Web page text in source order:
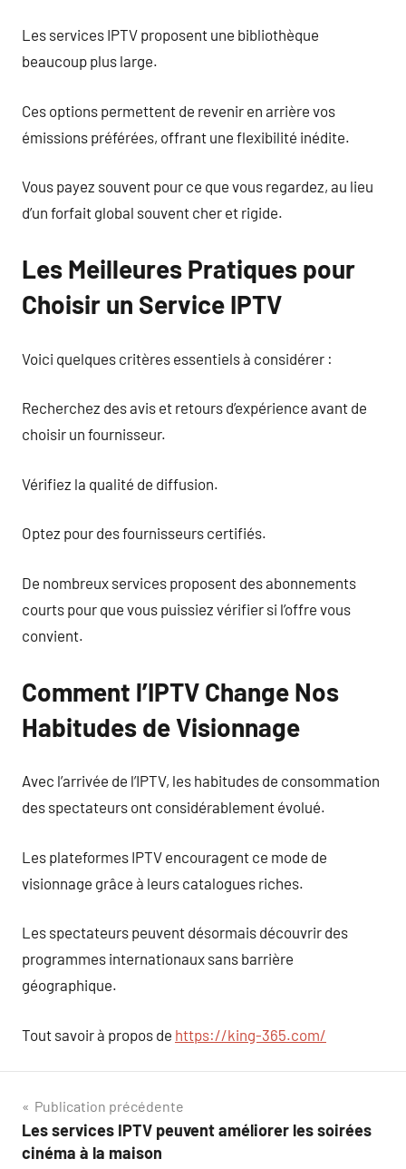
Les services IPTV proposent une bibliothèque
beaucoup plus large.
Ces options permettent de revenir en arrière vos
émissions préférées, offrant une flexibilité inédite.
Vous payez souvent pour ce que vous regardez, au lieu
d’un forfait global souvent cher et rigide.
Les Meilleures Pratiques pour
Choisir un Service IPTV
Voici quelques critères essentiels à considérer :
Recherchez des avis et retours d’expérience avant de
choisir un fournisseur.
Vérifiez la qualité de diffusion.
Optez pour des fournisseurs certifiés.
De nombreux services proposent des abonnements
courts pour que vous puissiez vérifier si l’offre vous
convient.
Comment l’IPTV Change Nos
Habitudes de Visionnage
Avec l’arrivée de l’IPTV, les habitudes de consommation
des spectateurs ont considérablement évolué.
Les plateformes IPTV encouragent ce mode de
visionnage grâce à leurs catalogues riches.
Les spectateurs peuvent désormais découvrir des
programmes internationaux sans barrière
géographique.
Tout savoir à propos de https://king-365.com/
Navigation
de
Publication précédente
Les services IPTV peuvent améliorer les soirées
cinéma à la maison